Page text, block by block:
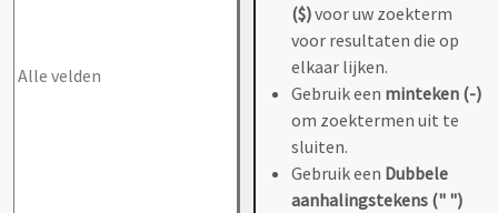
($)voor uw zoekterm
voor resultaten die op
elkaar lijken.
Gebruik een minteken (-)
om zoektermen uit te
sluiten.
Gebruik een Dubbele
aanhalingstekens (" ")